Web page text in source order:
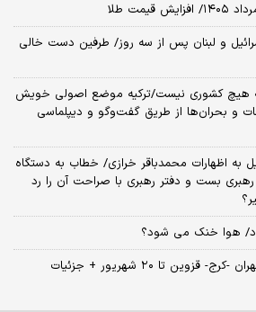
و لبنان پس از سه روز/ طرفین دست خالی
هیچ کشوری نیست/ترکیه موضع اصولی خویش
و بحران‌ها از طریق گفت‌وگو و دیپلماسی
به اظهارات محمدباقر خرازی/ خطاب به دستگاه
بست و دفتر رهبری با صراحت آن را رد
هوا خنک می شود؟
تا ۲۰ شهریور + جزئیات